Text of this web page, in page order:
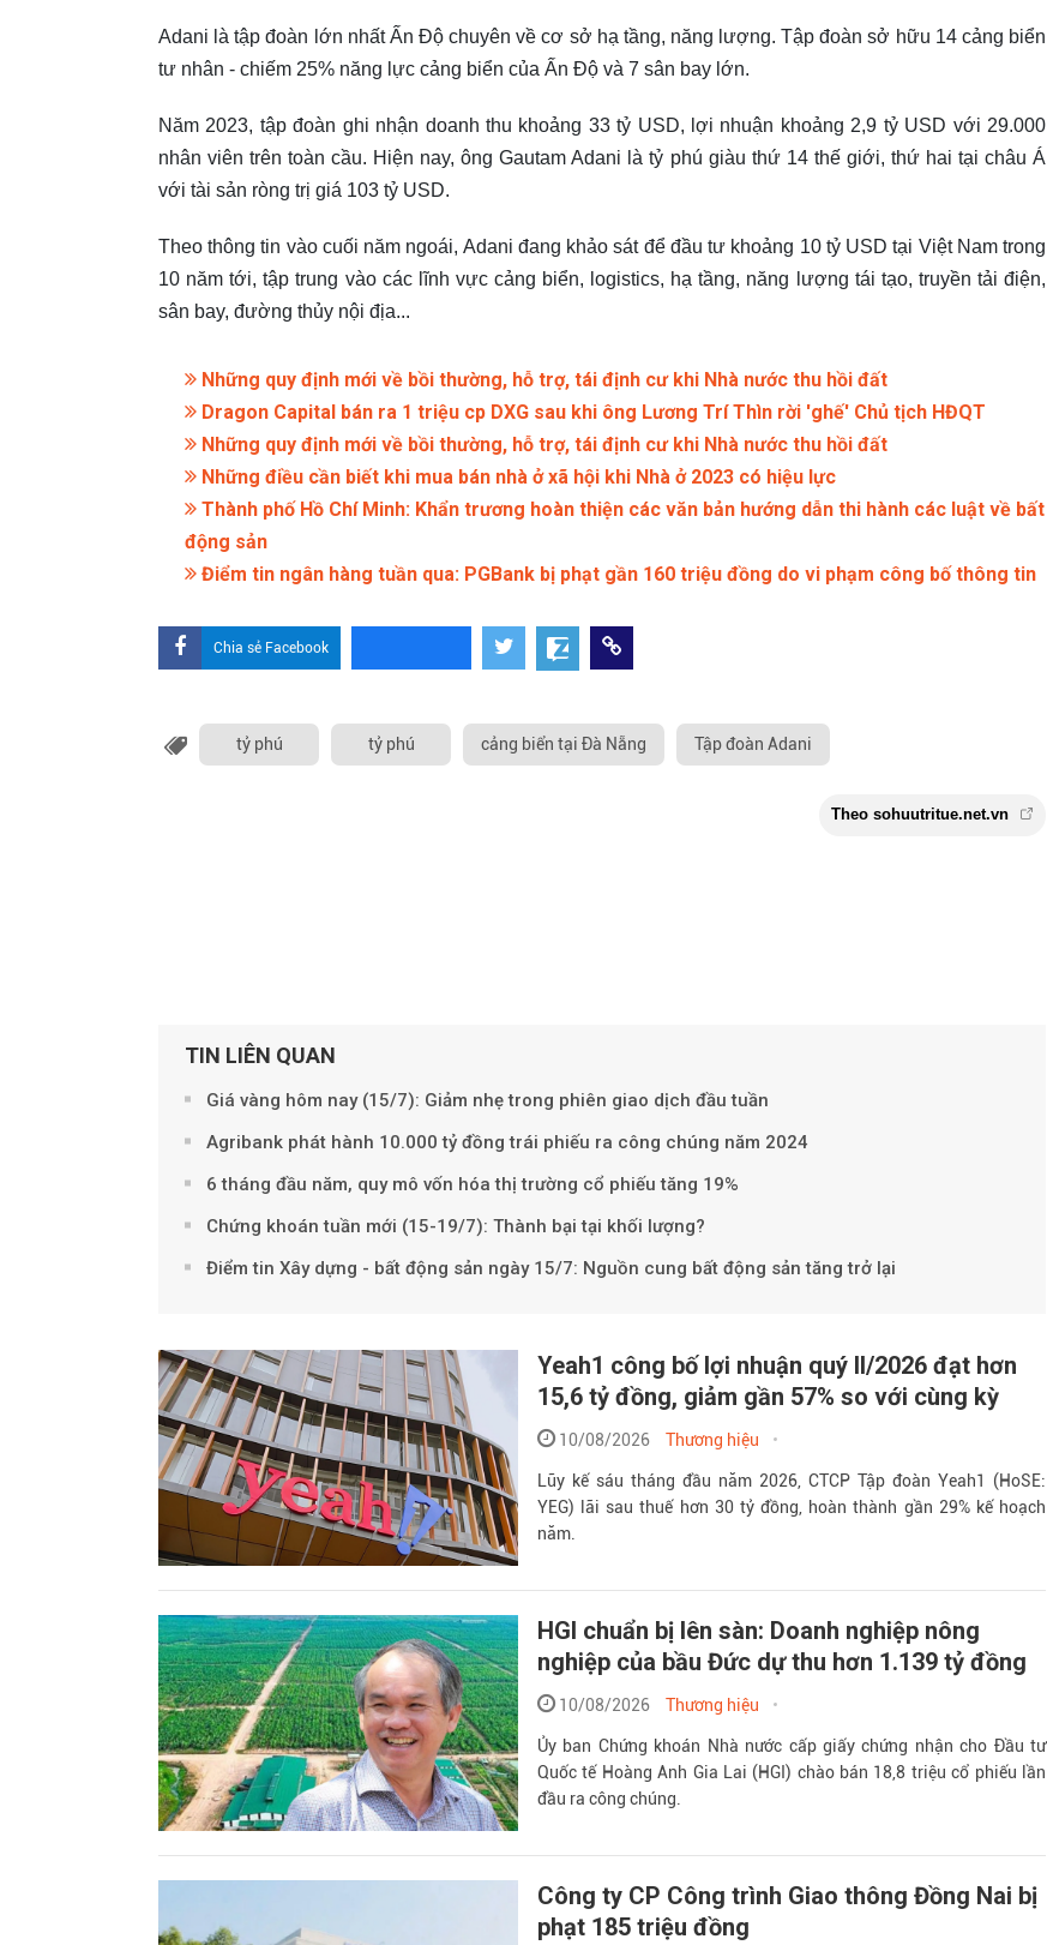
Adani là tập đoàn lớn nhất Ấn Độ chuyên về cơ sở hạ tầng, năng lượng. Tập đoàn sở hữu 14 cảng biển
tư nhân - chiếm 25% năng lực cảng biển của Ấn Độ và 7 sân bay lớn.
Năm 2023, tập đoàn ghi nhận doanh thu khoảng 33 tỷ USD, lợi nhuận khoảng 2,9 tỷ USD với 29.000
nhân viên trên toàn cầu. Hiện nay, ông Gautam Adani là tỷ phú giàu thứ 14 thế giới, thứ hai tại châu Á
với tài sản ròng trị giá 103 tỷ USD.
Theo thông tin vào cuối năm ngoái, Adani đang khảo sát để đầu tư khoảng 10 tỷ USD tại Việt Nam trong
10 năm tới, tập trung vào các lĩnh vực cảng biển, logistics, hạ tầng, năng lượng tái tạo, truyền tải điện,
sân bay, đường thủy nội địa...
Những quy định mới về bồi thường, hỗ trợ, tái định cư khi Nhà nước thu hồi đất
Dragon Capital bán ra 1 triệu cp DXG sau khi ông Lương Trí Thìn rời 'ghế' Chủ tịch HĐQT
Những quy định mới về bồi thường, hỗ trợ, tái định cư khi Nhà nước thu hồi đất
Những điều cần biết khi mua bán nhà ở xã hội khi Nhà ở 2023 có hiệu lực
Thành phố Hồ Chí Minh: Khẩn trương hoàn thiện các văn bản hướng dẫn thi hành các luật về bất
động sản
Điểm tin ngân hàng tuần qua: PGBank bị phạt gần 160 triệu đồng do vi phạm công bố thông tin
Chia sẻ Facebook
tỷ phú tỷ phú cảng biển tại Đà Nẵng Tập đoàn Adani
TIN LIÊN QUAN
Giá vàng hôm nay (15/7): Giảm nhẹ trong phiên giao dịch đầu tuần
Agribank phát hành 10.000 tỷ đồng trái phiếu ra công chúng năm 2024
6 tháng đầu năm, quy mô vốn hóa thị trường cổ phiếu tăng 19%
Chứng khoán tuần mới (15-19/7): Thành bại tại khối lượng?
Điểm tin Xây dựng - bất động sản ngày 15/7: Nguồn cung bất động sản tăng trở lại
Yeah1 công bố lợi nhuận quý II/2026 đạt hơn
15,6 tỷ đồng, giảm gần 57% so với cùng kỳ
10/08/2026 Thương hiệu
Lũy kế sáu tháng đầu năm 2026, CTCP Tập đoàn Yeah1 (HoSE:
YEG) lãi sau thuế hơn 30 tỷ đồng, hoàn thành gần 29% kế hoạch
năm.
HGI chuẩn bị lên sàn: Doanh nghiệp nông
nghiệp của bầu Đức dự thu hơn 1.139 tỷ đồng
10/08/2026 Thương hiệu
Ủy ban Chứng khoán Nhà nước cấp giấy chứng nhận cho Đầu tư
Quốc tế Hoàng Anh Gia Lai (HGI) chào bán 18,8 triệu cổ phiếu lần
đầu ra công chúng.
Công ty CP Công trình Giao thông Đồng Nai bị
phạt 185 triệu đồng